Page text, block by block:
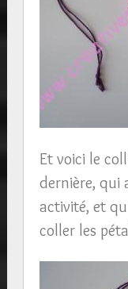
Et voici le
dernière, qui
activité, et
coller les